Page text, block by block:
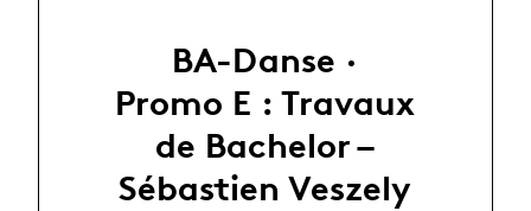
BA-Danse ·
Promo E : Travaux
de Bachelor –
Sébastien Veszely